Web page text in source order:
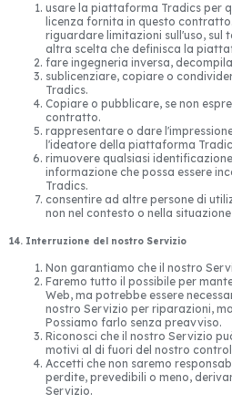
usare la piattaforma Tradics per
licenza fornita in questo
riguardare limitazioni sull'uso, sul
altra scelta che definisca la
fare ingegneria inversa,
sublicenziare, copiare o
Tradics.
Copiare o pubblicare, se non
contratto.
rappresentare o dare
l'ideatore della piattaforma
rimuovere qualsiasi
informazione che possa essere
Tradics.
consentire ad altre persone di
non nel contesto o nella
14. Interruzione del nostro Servizio
Non garantiamo che il nostro
Faremo tutto il possibile per
Web, ma potrebbe essere
nostro Servizio per riparazioni,
Possiamo farlo senza preavviso.
Riconosci che il nostro Servizio
motivi al di fuori del nostro
Accetti che non saremo
perdite, prevedibili o meno,
Servizio.